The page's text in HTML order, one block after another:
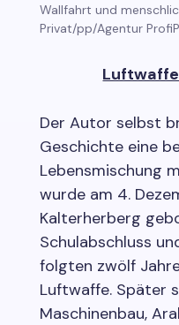
Wallfahrt und
Privat/pp/Agentur
Der Autor selbst
Geschichte eine
Lebensmischung
wurde am 4.
Kalterherberg
Schulabschluss
folgten zwölf
Luftwaffe. Später
Maschinenbau,